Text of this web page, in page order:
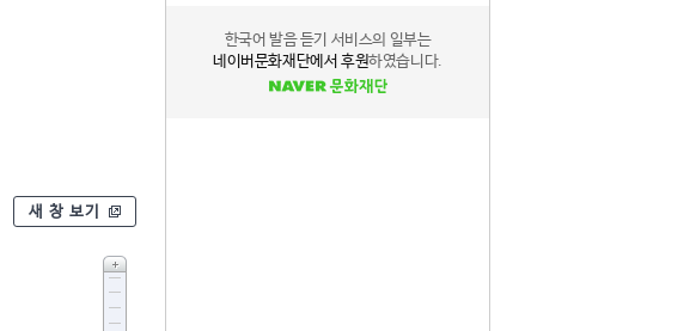
새 창 보기
한국어 발음 듣기 서비스의 일부는
네이버문화재단에서 후원하였습니다.